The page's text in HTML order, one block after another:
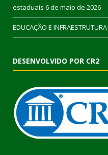
estaduais 6 de maio de 2026
EDUCAÇÃO E INFRAESTRUTURA
DESENVOLVIDO POR CR2